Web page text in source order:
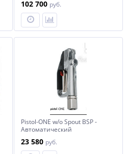
102 700 руб.
Pistol-ONE w/o Spout BSP -
Автоматический
насадки
23 580 руб.